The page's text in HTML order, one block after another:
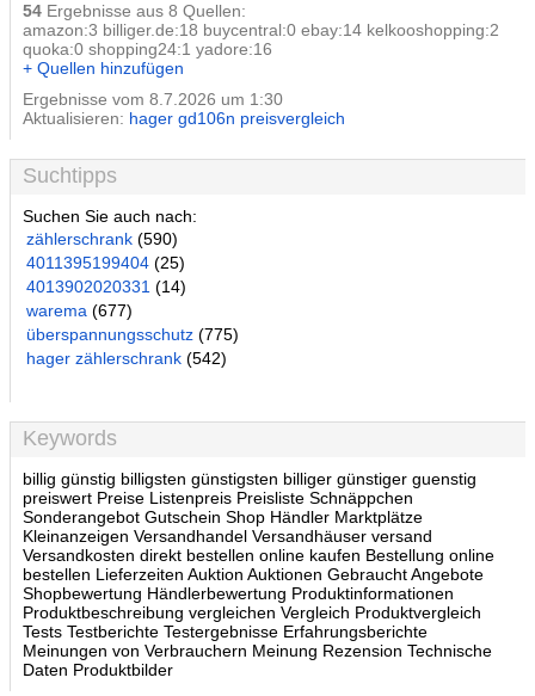
54 Ergebnisse aus 8 Quellen:
amazon:3 billiger.de:18 buycentral:0 ebay:14 kelkooshopping:2
quoka:0 shopping24:1 yadore:16
+ Quellen hinzufügen
Ergebnisse vom 8.7.2026 um 1:30
Aktualisieren: hager gd106n preisvergleich
Suchtipps
Suchen Sie auch nach:
zählerschrank (590)
4011395199404 (25)
4013902020331 (14)
warema (677)
überspannungsschutz (775)
hager zählerschrank (542)
Keywords
billig günstig billigsten günstigsten billiger günstiger guenstig
preiswert Preise Listenpreis Preisliste Schnäppchen
Sonderangebot Gutschein Shop Händler Marktplätze
Kleinanzeigen Versandhandel Versandhäuser versand
Versandkosten direkt bestellen online kaufen Bestellung online
bestellen Lieferzeiten Auktion Auktionen Gebraucht Angebote
Shopbewertung Händlerbewertung Produktinformationen
Produktbeschreibung vergleichen Vergleich Produktvergleich
Tests Testberichte Testergebnisse Erfahrungsberichte
Meinungen von Verbrauchern Meinung Rezension Technische
Daten Produktbilder